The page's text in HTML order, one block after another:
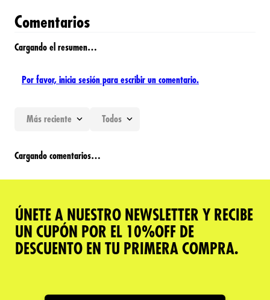
Comentarios
Cargando el resumen…
Por favor, inicia sesión para escribir un comentario.
Más reciente Todos
Cargando comentarios…
ÚNETE A NUESTRO NEWSLETTER Y RECIBE
UN CUPÓN POR EL 10%OFF DE
DESCUENTO EN TU PRIMERA COMPRA.